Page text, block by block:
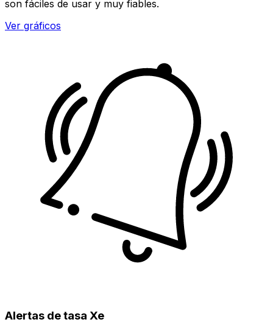
son fáciles de usar y muy fiables.
Ver gráficos
Alertas de tasa Xe